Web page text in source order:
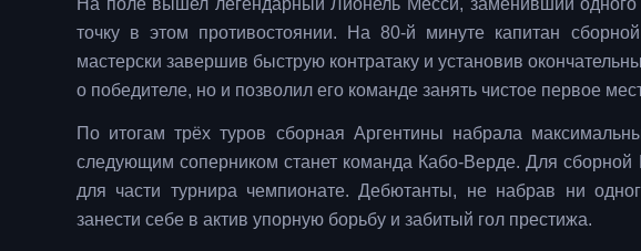
точку в этом противостоянии. На 80-й минуте капитан
мастерски завершив быструю контратаку и установив
о победителе, но и позволил его команде занять чистое первое
По итогам трёх туров сборная Аргентины набрала
следующим соперником станет команда Кабо-Верде. Для
для части турнира чемпионате. Дебютанты, не набрав ни
занести себе в актив упорную борьбу и забитый гол престижа.